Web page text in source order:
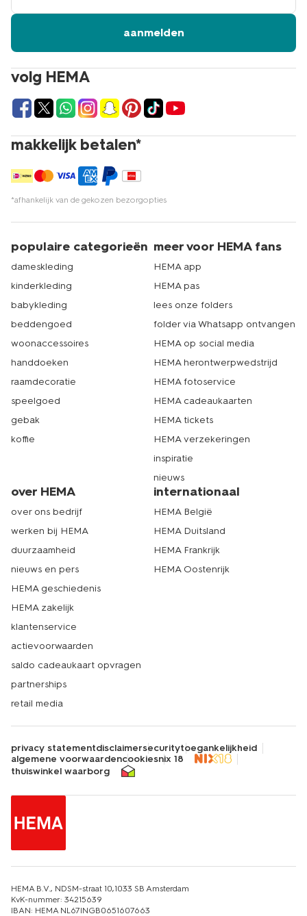
volg HEMA
makkelijk betalen*
*afhankelijk van de gekozen bezorgopties
aanmelden
populaire categorieën
dameskleding
kinderkleding
babykleding
beddengoed
woonaccessoires
handdoeken
raamdecoratie
speelgoed
gebak
koffie
meer voor HEMA fans
HEMA app
HEMA pas
lees onze folders
folder via Whatsapp ontvangen
HEMA op social media
HEMA herontwerpwedstrijd
HEMA fotoservice
HEMA cadeaukaarten
HEMA tickets
HEMA verzekeringen
inspiratie
nieuws
over HEMA
over ons bedrijf
werken bij HEMA
duurzaamheid
nieuws en pers
HEMA geschiedenis
HEMA zakelijk
klantenservice
actievoorwaarden
saldo cadeaukaart opvragen
partnerships
retail media
internationaal
HEMA België
HEMA Duitsland
HEMA Frankrijk
HEMA Oostenrijk
privacy statementdisclaimersecuritytoegankelijkheid
algemene voorwaardencookiesnix 18
thuiswinkel waarborg
HEMA B.V., NDSM-straat 10,1033 SB Amsterdam
KvK-nummer: 34215639
IBAN: HEMA NL67INGB0651607663